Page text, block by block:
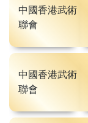
中國香港武術
聯會
中國香港武術
聯會